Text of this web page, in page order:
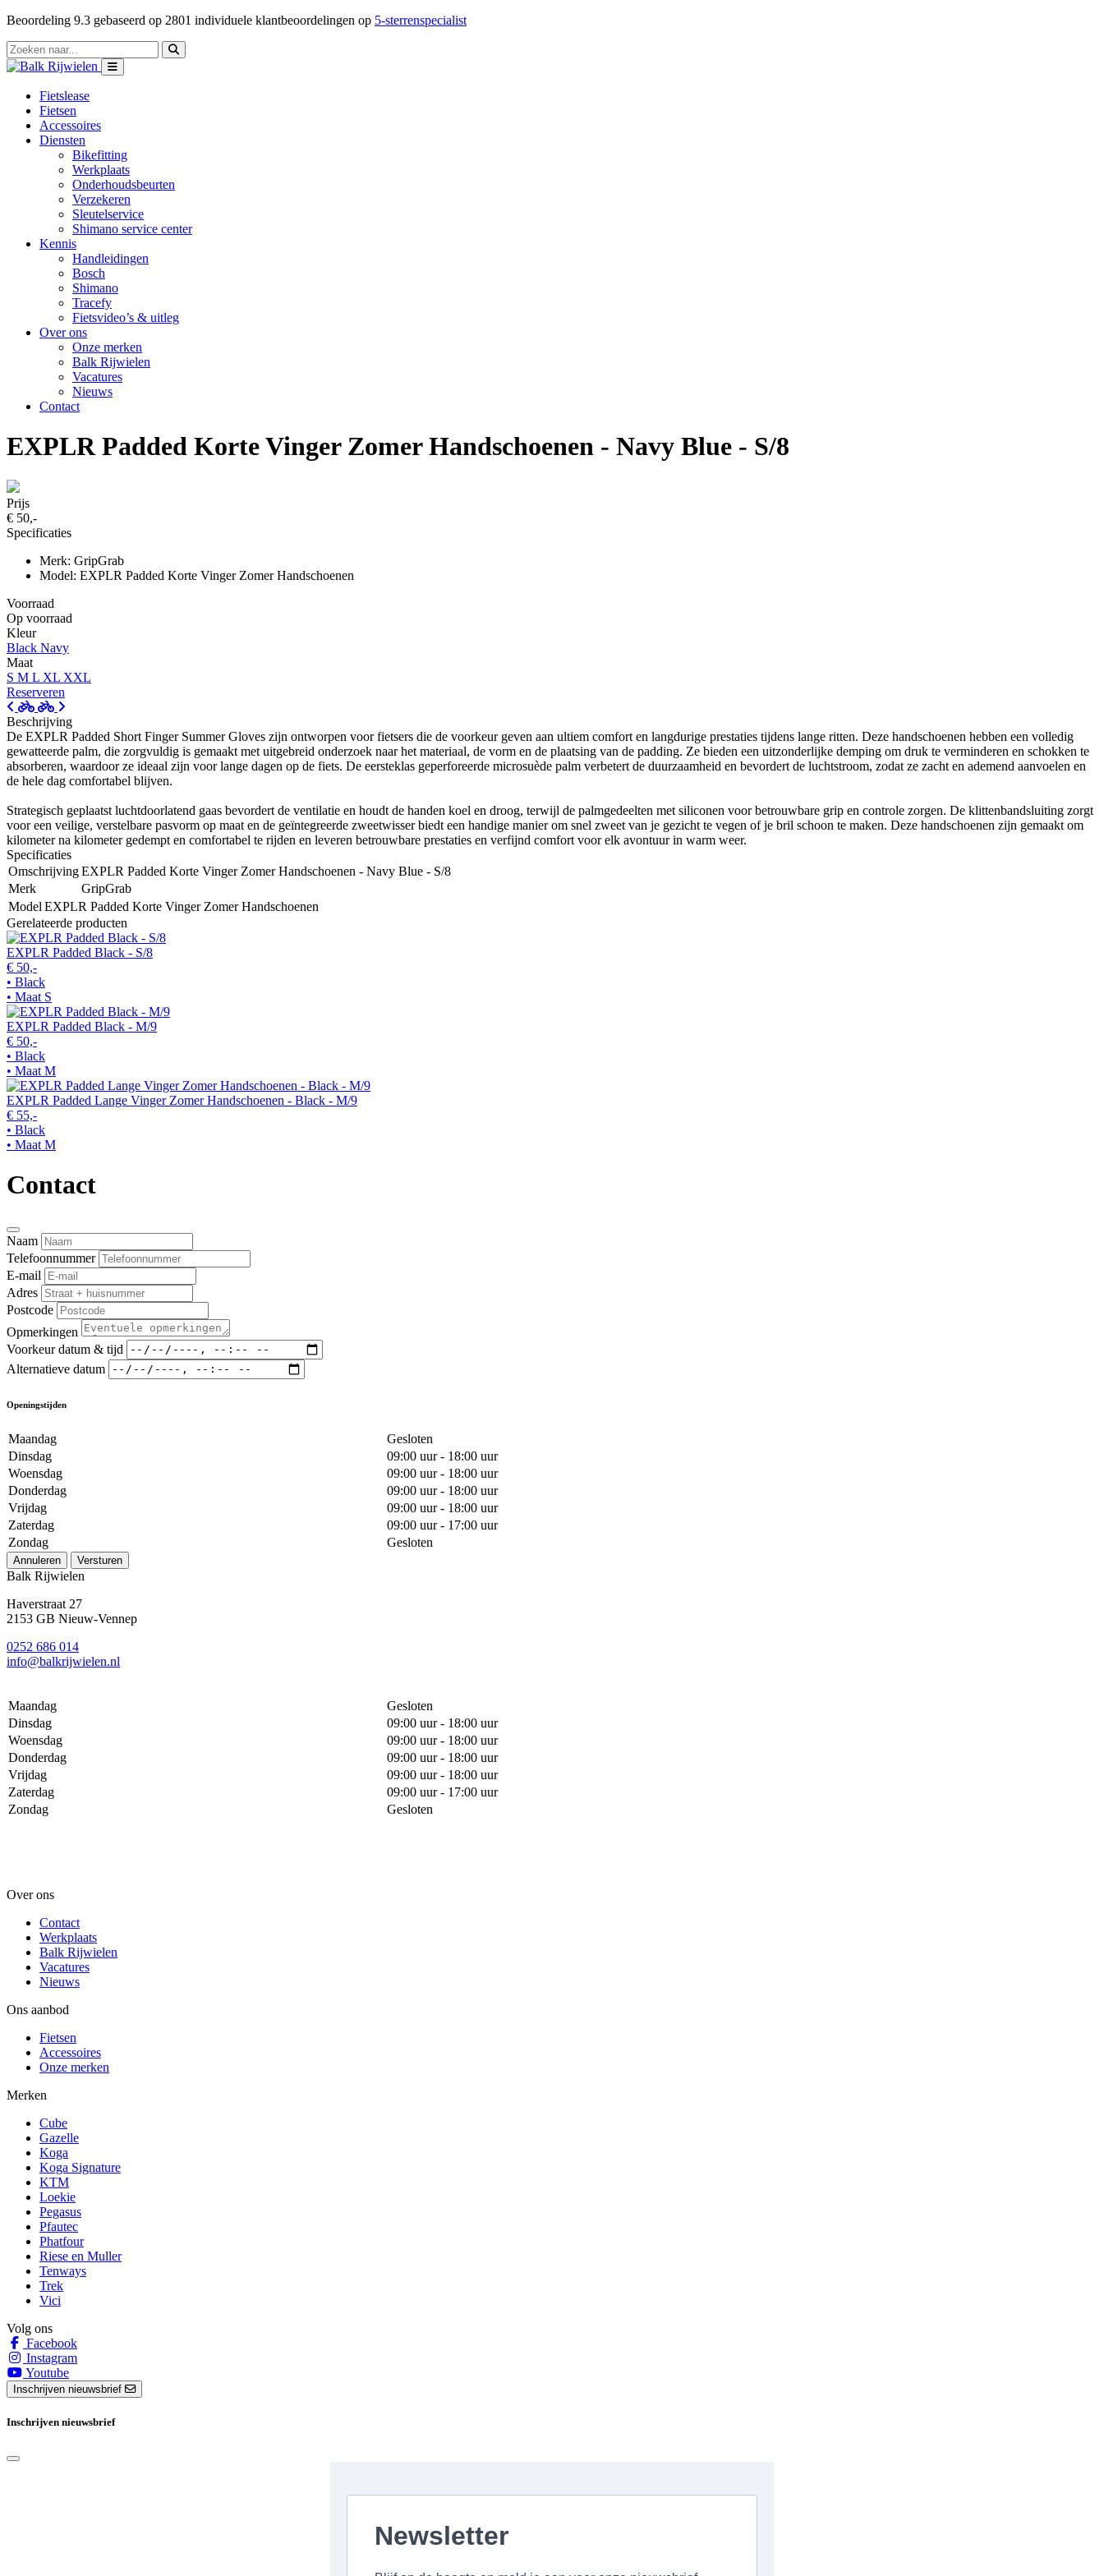
Beoordeling 9.3 gebaseerd op 2801 individuele klantbeoordelingen op 5-sterrenspecialist
Fietslease
Fietsen
Accessoires
Diensten
Bikefitting
Werkplaats
Onderhoudsbeurten
Verzekeren
Sleutelservice
Shimano service center
Kennis
Handleidingen
Bosch
Shimano
Tracefy
Fietsvideo’s & uitleg
Over ons
Onze merken
Balk Rijwielen
Vacatures
Nieuws
Contact
EXPLR Padded Korte Vinger Zomer Handschoenen - Navy Blue - S/8
Prijs
€ 50,-
Specificaties
Merk: GripGrab
Model: EXPLR Padded Korte Vinger Zomer Handschoenen
Voorraad
Op voorraad
Kleur
Black Navy
Maat
S M L XL XXL
Reserveren
Beschrijving
De EXPLR Padded Short Finger Summer Gloves zijn ontworpen voor fietsers die de voorkeur geven aan ultiem comfort en langdurige prestaties tijdens lange ritten. Deze handschoenen hebben een volledig
gewatteerde palm, die zorgvuldig is gemaakt met uitgebreid onderzoek naar het materiaal, de vorm en de plaatsing van de padding. Ze bieden een uitzonderlijke demping om druk te verminderen en schokken te
absorberen, waardoor ze ideaal zijn voor lange dagen op de fiets. De eersteklas geperforeerde microsuède palm verbetert de duurzaamheid en bevordert de luchtstroom, zodat ze zacht en ademend aanvoelen en
de hele dag comfortabel blijven.
Strategisch geplaatst luchtdoorlatend gaas bevordert de ventilatie en houdt de handen koel en droog, terwijl de palmgedeelten met siliconen voor betrouwbare grip en controle zorgen. De klittenbandsluiting zorgt
voor een veilige, verstelbare pasvorm op maat en de geïntegreerde zweetwisser biedt een handige manier om snel zweet van je gezicht te vegen of je bril schoon te maken. Deze handschoenen zijn gemaakt om
kilometer na kilometer gedempt en comfortabel te rijden en leveren betrouwbare prestaties en verfijnd comfort voor elk avontuur in warm weer.
Specificaties
OmschrijvingEXPLR Padded Korte Vinger Zomer Handschoenen - Navy Blue - S/8
Merk
GripGrab
Model EXPLR Padded Korte Vinger Zomer Handschoenen
Gerelateerde producten
EXPLR Padded Black - S/8
€ 50,-
• Black
• Maat S
EXPLR Padded Black - M/9
€ 50,-
• Black
• Maat M
EXPLR Padded Lange Vinger Zomer Handschoenen - Black - M/9
€ 55,-
• Black
• Maat M
Contact
Naam
Telefoonnummer
E-mail
Adres
Postcode
Opmerkingen
Voorkeur datum & tijd
Alternatieve datum
Openingstijden
Maandag
Gesloten
Dinsdag
09:00 uur - 18:00 uur
Woensdag
09:00 uur - 18:00 uur
Donderdag
09:00 uur - 18:00 uur
Vrijdag
09:00 uur - 18:00 uur
Zaterdag
09:00 uur - 17:00 uur
Zondag
Gesloten
Annuleren Versturen
Balk Rijwielen
Haverstraat 27
2153 GB Nieuw-Vennep
0252 686 014
info@balkrijwielen.nl
Maandag
Gesloten
Dinsdag
09:00 uur - 18:00 uur
Woensdag
09:00 uur - 18:00 uur
Donderdag
09:00 uur - 18:00 uur
Vrijdag
09:00 uur - 18:00 uur
Zaterdag
09:00 uur - 17:00 uur
Zondag
Gesloten
Over ons
Contact
Werkplaats
Balk Rijwielen
Vacatures
Nieuws
Ons aanbod
Fietsen
Accessoires
Onze merken
Merken
Cube
Gazelle
Koga
Koga Signature
KTM
Loekie
Pegasus
Pfautec
Phatfour
Riese en Muller
Tenways
Trek
Vici
Volg ons
Facebook
Instagram
Youtube
Inschrijven nieuwsbrief
Inschrijven nieuwsbrief